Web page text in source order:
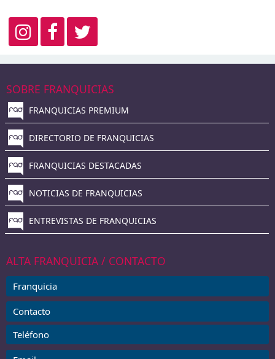
SOBRE FRANQUICIAS
FRANQUICIAS PREMIUM
DIRECTORIO DE FRANQUICIAS
FRANQUICIAS DESTACADAS
NOTICIAS DE FRANQUICIAS
ENTREVISTAS DE FRANQUICIAS
ALTA FRANQUICIA / CONTACTO